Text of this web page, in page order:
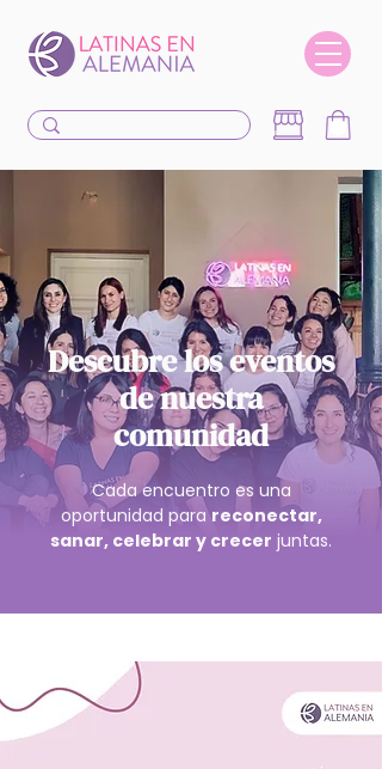
Descubre los eventos
de nuestra
comunidad
Cada encuentro es una
oportunidad parareconectar,
sanar, celebrar y crecer juntas.